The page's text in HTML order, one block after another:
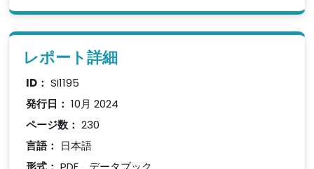
レポート詳細
ID： SI1195
発行日： 10月 2024
ページ数： 230
言語： 日本語